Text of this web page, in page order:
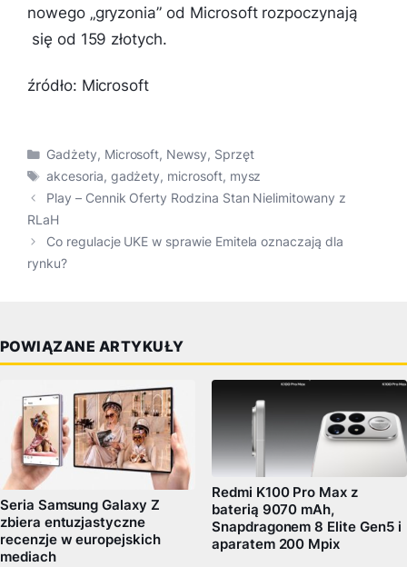
nowego „gryzonia” od Microsoft rozpoczynają
się od 159 złotych.
źródło: Microsoft
Kategorie
Gadżety, Microsoft, Newsy, Sprzęt
Tagi
akcesoria, gadżety, microsoft, mysz
Play – Cennik Oferty Rodzina Stan Nielimitowany z
RLaH
Co regulacje UKE w sprawie Emitela oznaczają dla
rynku?
POWIĄZANE ARTYKUŁY
Seria Samsung Galaxy Z
zbiera entuzjastyczne
recenzje w europejskich
mediach
Redmi K100 Pro Max z
baterią 9070 mAh,
Snapdragonem 8 Elite Gen5 i
aparatem 200 Mpix